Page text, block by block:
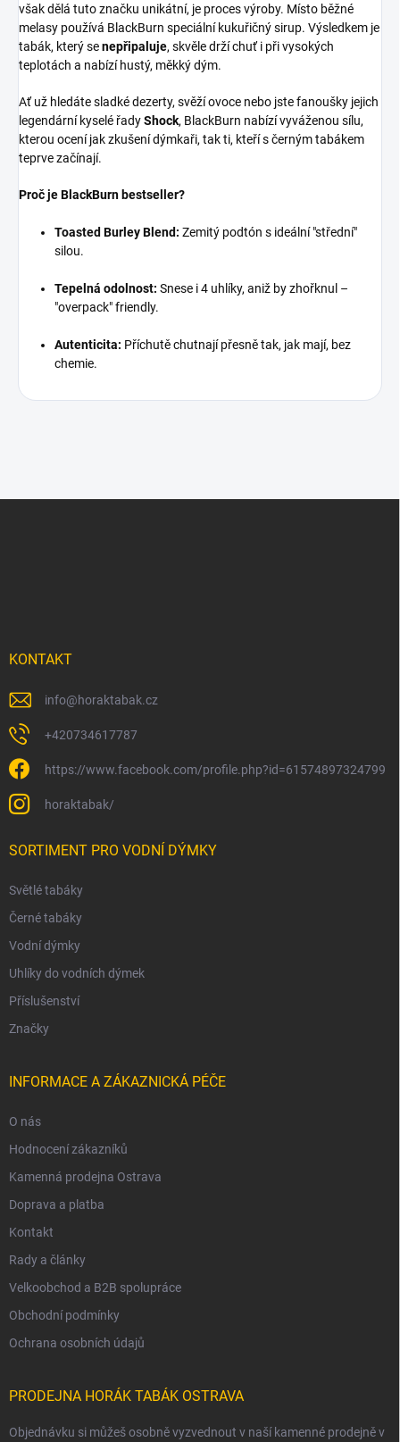
však dělá tuto značku unikátní, je proces výroby. Místo běžné
melasy používá BlackBurn speciální kukuřičný sirup. Výsledkem je
tabák, který senepřipaluje, skvěle drží chuť i při vysokých
teplotách a nabízí hustý, měkký dým.
Ať už hledáte sladké dezerty, svěží ovoce nebo jste fanoušky jejich
legendární kyselé řadyShock, BlackBurn nabízí vyváženou sílu,
kterou ocení jak zkušení dýmkaři, tak ti, kteří s černým tabákem
teprve začínají.
Proč je BlackBurn bestseller?
Toasted Burley Blend: Zemitý podtón s ideální "střední"
silou.
Tepelná odolnost: Snese i 4 uhlíky, aniž by zhořknul –
"overpack" friendly.
Autenticita: Příchutě chutnají přesně tak, jak mají, bez
chemie.
KONTAKT
info@horaktabak.cz
+420734617787
https://www.facebook.com/profile.php?id=61574897324799
horaktabak/
SORTIMENT PRO VODNÍ DÝMKY
Světlé tabáky
Černé tabáky
Vodní dýmky
Uhlíky do vodních dýmek
Příslušenství
Značky
INFORMACE A ZÁKAZNICKÁ PÉČE
O nás
Hodnocení zákazníků
Kamenná prodejna Ostrava
Doprava a platba
Kontakt
Rady a články
Velkoobchod a B2B spolupráce
Obchodní podmínky
Ochrana osobních údajů
PRODEJNA HORÁK TABÁK OSTRAVA
Objednávku si můžeš osobně vyzvednout v naší kamenné prodejně v